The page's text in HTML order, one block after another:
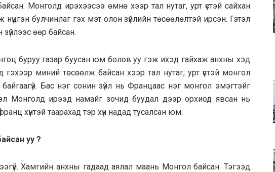
Монголд ирэхээсээ өмнө хээр тал нутаг, урт үстэй сайхан
нүцгэн булчинлаг гэх мэт олон зүйлийн төсөөлөлтэй ирсэн. Гэтэл
өөр байсан.
буруу газар буусан юм болов уу гэж ихэд гайхаж анхны хэд
гэхээр миний төсөөлж байсан хээр тал нутаг, урт үстэй монгол
байгаагүй. Бас нэг сонин зүйл нь Францаас нэг монгол эмэгтэйг
Монголд ирээд намайг зочид буудал дээр орхиод явсан нь
хүнтэй таарахад тэр хүн надад тусалсан юм.
уу ?
Хамгийн анхны гадаад аялал маань Монгол байсан. Тэгээд